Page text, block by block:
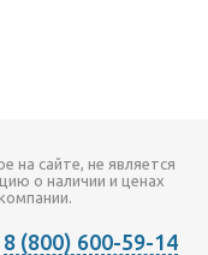
на сайте, не является
о наличии и ценах
8 (800) 600-59-14